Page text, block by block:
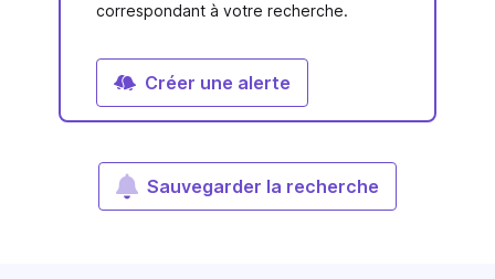
correspondant à votre recherche.
Créer une alerte
Sauvegarder la recherche